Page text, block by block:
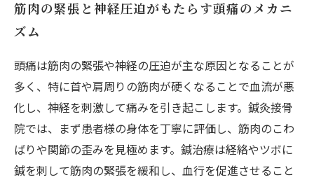
筋肉の緊張と神経圧迫がもたらす頭痛のメカニ
ズム
頭痛は筋肉の緊張や神経の圧迫が主な原因となることが
多く、特に首や肩周りの筋肉が硬くなることで血流が悪
化し、神経を刺激して痛みを引き起こします。鍼灸接骨
院では、まず患者様の身体を丁寧に評価し、筋肉のこわ
ばりや関節の歪みを見極めます。鍼治療は経絡やツボに
鍼を刺して筋肉の緊張を緩和し、血行を促進させること